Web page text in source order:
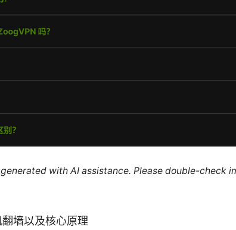
with AI assistance. Please double-check
墙以及核心原理